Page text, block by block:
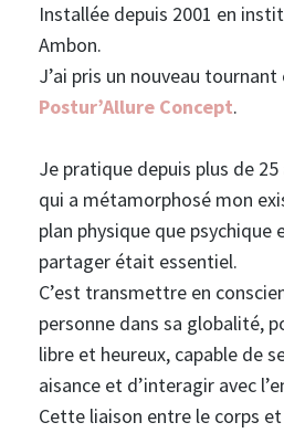
Installée depuis 2001 en
Ambon.
J’ai pris un nouveau
Postur’Allure Concept.
Je pratique depuis plus de
qui a métamorphosé mon
plan physique que psychique
partager était essentiel.
C’est transmettre en
personne dans sa globalité,
libre et heureux, capable de
aisance et d’interagir avec
Cette liaison entre le corps